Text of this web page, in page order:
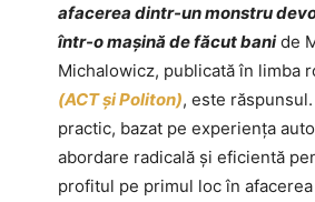
afacerea dintr-un monstru
într-o mașină de făcut banide
Michalowicz, publicată în limba
(ACT și Politon), este
practic, bazat pe experiența
abordare radicală și eficientă
profitul pe primul loc în